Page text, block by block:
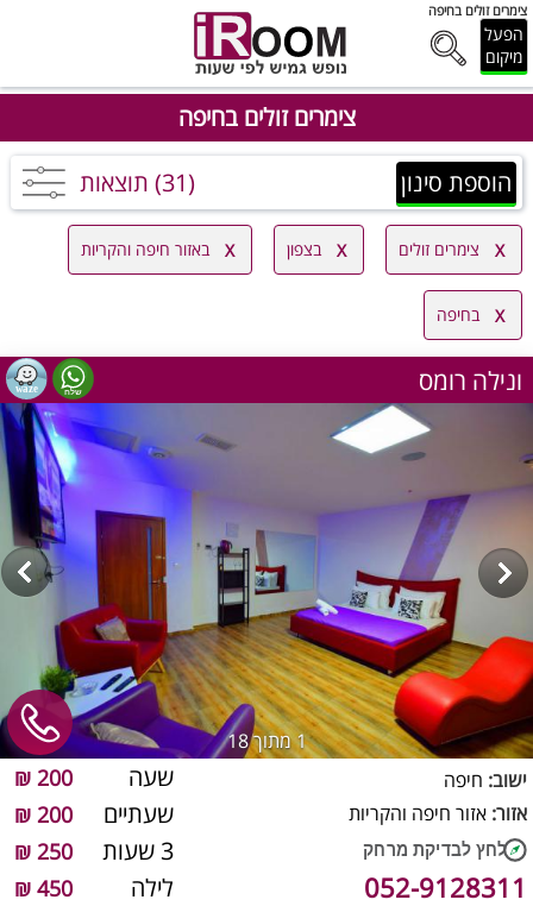
צימרים זולים בחיפה
הפעל
מיקום
צימרים זולים בחיפה
הוספת סינון (31) תוצאות
צימרים זולים בצפון באזור חיפה והקריות
בחיפה
ונילה רומס
1מתוך 18
שעה 200 ₪
שעתיים 200 ₪
3 שעות 250 ₪
לילה 450 ₪
ישוב: חיפה
אזור: אזור חיפה והקריות
052-9128311